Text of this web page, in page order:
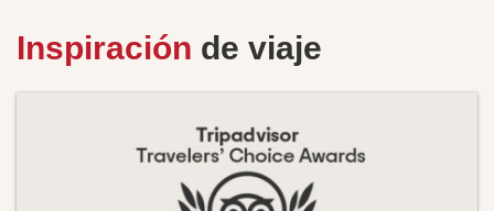
Inspiración de viaje